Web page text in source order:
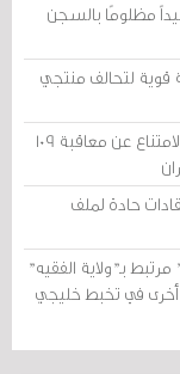
مظلومًا بالسجن
قوية لتحالف منتجي
محكمة «أمن الدولة» في الكويت: الامتناع عن معاقبة 109
حادة لملف
بـ"ولاية الفقيه"
في تخبط خليجي